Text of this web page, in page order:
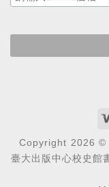
Copyright 2026 ©
臺大出版中心校史